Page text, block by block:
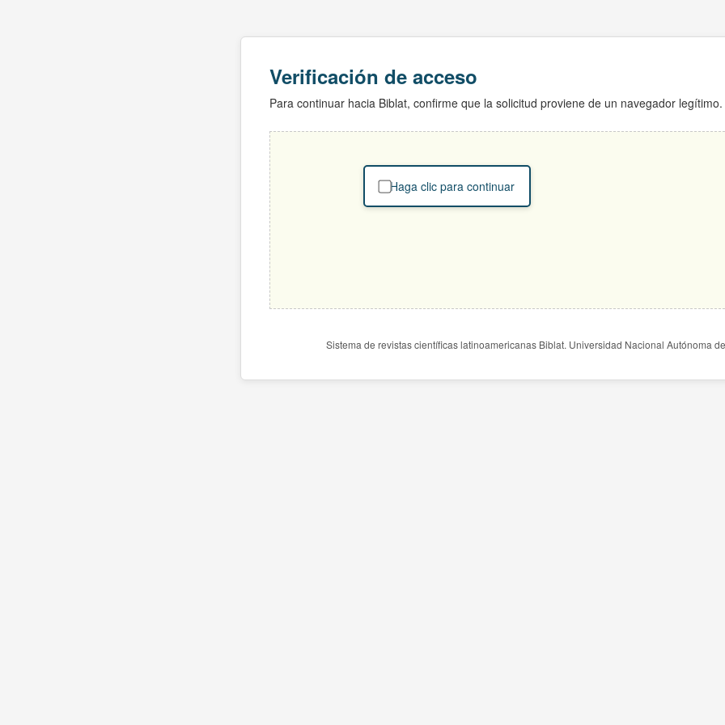
Verificación de acceso
Para continuar hacia Biblat, confirme que la solicitud proviene de un navegador legítimo.
Haga clic para continuar
Sistema de revistas científicas latinoamericanas Biblat. Universidad Nacional Autónoma